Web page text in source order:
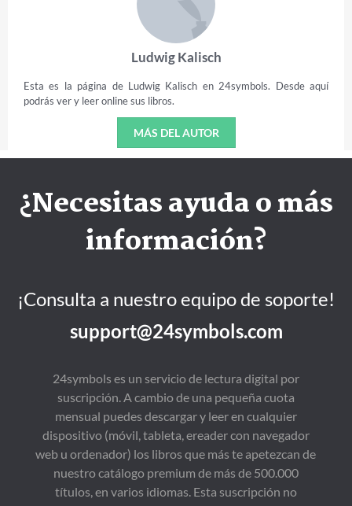
Ludwig Kalisch
Esta es la página de Ludwig Kalisch en 24symbols. Desde aquí
podrás ver y leer online sus libros.
MÁS DEL AUTOR
¿Necesitas ayuda o más
información?
¡Consulta a nuestro equipo de soporte!
support@24symbols.com
24symbols es un servicio de lectura digital por
suscripción. A cambio de una pequeña cuota
mensual puedes descargar y leer en cualquier
dispositivo (móvil, tableta, ereader con navegador
web u ordenador) los libros que más te apetezcan de
nuestro catálogo premium de más de 500.000
títulos, en varios idiomas. Esta suscripción no